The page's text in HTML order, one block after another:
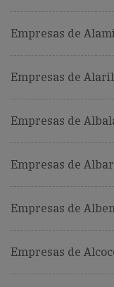
Empresas de
Empresas de
Empresas de
Empresas de
Empresas de
Empresas de